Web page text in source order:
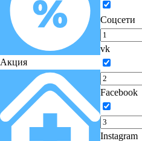
Акция
Соцсети
vk
Facebook
Instagram